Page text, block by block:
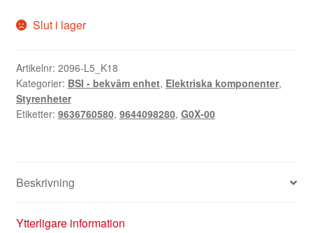
Slut i lager
Artikelnr: 2096-L5_K18
Kategorier: BSI - bekväm enhet, Elektriska komponenter,
Styrenheter
Etiketter: 9636760580, 9644098280, G0X-00
Beskrivning
Ytterligare information